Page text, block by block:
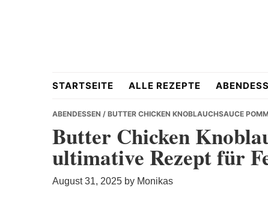
Hausgemacht
&
STARTSEITE ALLE REZEPTE
ABENDESSEN / BUTTER CHICKEN KNOBLAUCHSAUCE
Butter Chicken
ultimative Rezept für
August 31, 2025 by Monikas